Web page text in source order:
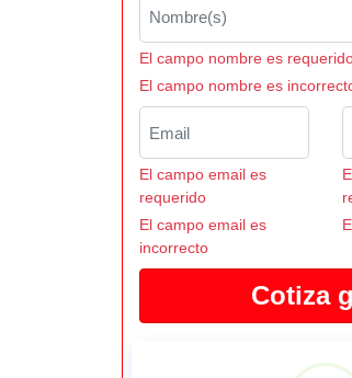
El campo nombre es
El campo nombre es
El campo email es
requerido
El campo email es
incorrecto